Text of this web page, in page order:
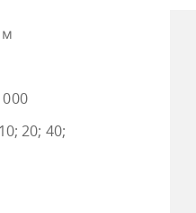
м
20; 40;